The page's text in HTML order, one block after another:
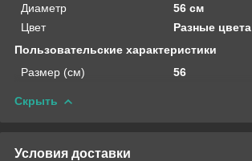
Диаметр
56 см
Цвет
Разные цвета
Пользовательские характеристики
Размер (см)
56
Скрыть
Условия доставки